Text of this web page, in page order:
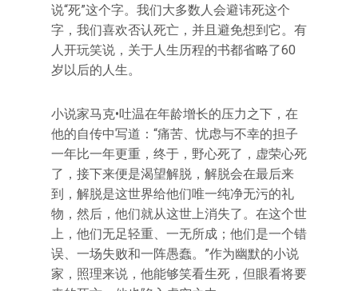
说“死”这个字。我们大多数人会避讳死这个
字，我们喜欢否认死亡，并且避免想到它。有
人开玩笑说，关于人生历程的书都省略了60
岁以后的人生。
小说家马克•吐温在年龄增长的压力之下，在
他的自传中写道：“痛苦、忧虑与不幸的担子
一年比一年更重，终于，野心死了，虚荣心死
了，接下来便是渴望解脱，解脱会在最后来
到，解脱是这世界给他们唯一纯净无污的礼
物，然后，他们就从这世上消失了。在这个世
上，他们无足轻重、一无所成；他们是一个错
误、一场失败和一阵愚蠢。”作为幽默的小说
家，照理来说，他能够笑看生死，但眼看将要